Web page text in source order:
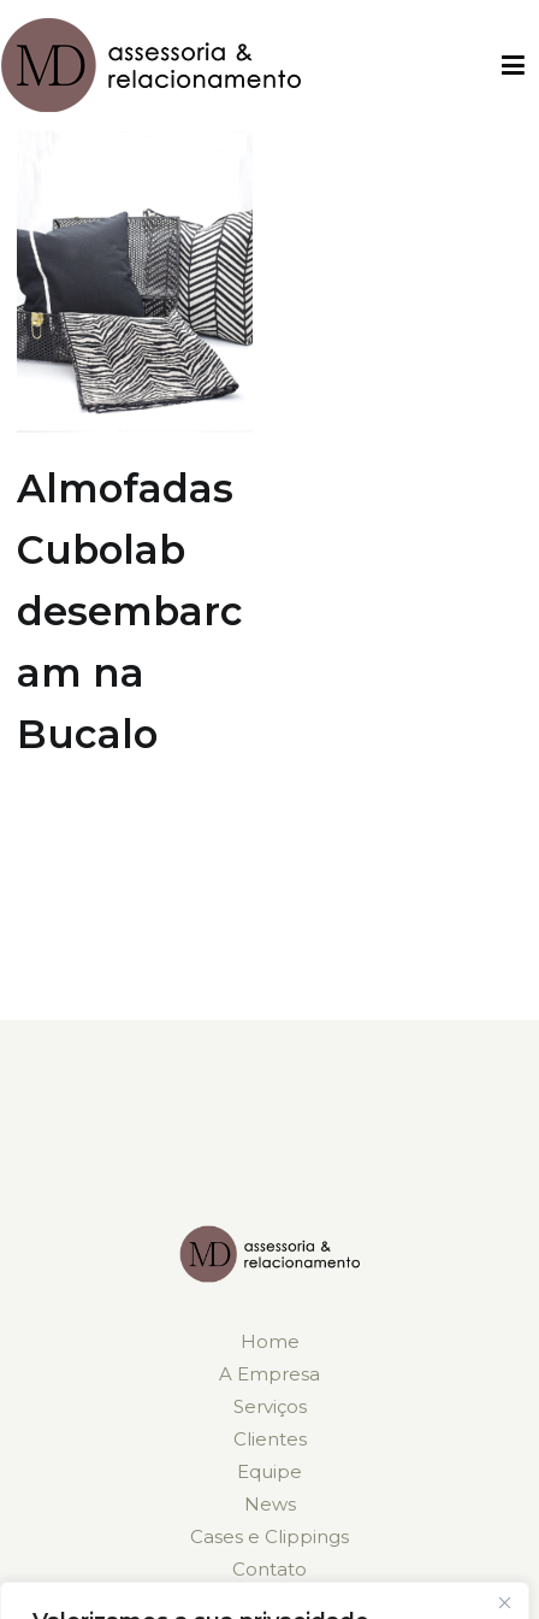
Pular
para
o
conteúdo
Almofadas
Cubolab
desembarc
am na
Bucalo
Home
A Empresa
Serviços
Clientes
Equipe
News
Cases e Clippings
Contato